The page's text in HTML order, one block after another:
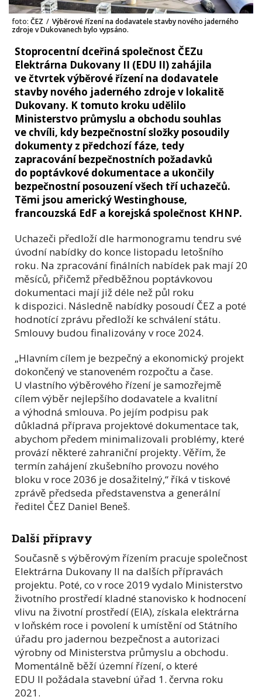
foto: ČEZ / Výběrové řízení na dodavatele stavby nového jaderného
zdroje v Dukovanech bylo vypsáno.
Stoprocentní dceřiná společnost ČEZu
Elektrárna Dukovany II (EDU II) zahájila
ve čtvrtek výběrové řízení na dodavatele
stavby nového jaderného zdroje v lokalitě
Dukovany. K tomuto kroku udělilo
Ministerstvo průmyslu a obchodu souhlas
ve chvíli, kdy bezpečnostní složky posoudily
dokumenty z předchozí fáze, tedy
zapracování bezpečnostních požadavků
do poptávkové dokumentace a ukončily
bezpečnostní posouzení všech tří uchazečů.
Těmi jsou americký Westinghouse,
francouzská EdF a korejská společnost KHNP.
Uchazeči předloží dle harmonogramu tendru své
úvodní nabídky do konce listopadu letošního
roku. Na zpracování finálních nabídek pak mají 20
měsíců, přičemž předběžnou poptávkovou
dokumentaci mají již déle než půl roku
k dispozici. Následně nabídky posoudí ČEZ a poté
hodnotící zprávu předloží ke schválení státu.
Smlouvy budou finalizovány v roce 2024.
„Hlavním cílem je bezpečný a ekonomický projekt
dokončený ve stanoveném rozpočtu a čase.
U vlastního výběrového řízení je samozřejmě
cílem výběr nejlepšího dodavatele a kvalitní
a výhodná smlouva. Po jejím podpisu pak
důkladná příprava projektové dokumentace tak,
abychom předem minimalizovali problémy, které
provází některé zahraniční projekty. Věřím, že
termín zahájení zkušebního provozu nového
bloku v roce 2036 je dosažitelný,“ říká v tiskové
zprávě předseda představenstva a generální
ředitel ČEZ Daniel Beneš.
Další přípravy
Současně s výběrovým řízením pracuje společnost
Elektrárna Dukovany II na dalších přípravách
projektu. Poté, co v roce 2019 vydalo Ministerstvo
životního prostředí kladné stanovisko k hodnocení
vlivu na životní prostředí (EIA), získala elektrárna
v loňském roce i povolení k umístění od Státního
úřadu pro jadernou bezpečnost a autorizaci
výrobny od Ministerstva průmyslu a obchodu.
Momentálně běží územní řízení, o které
EDU II požádala stavební úřad 1. června roku
2021.